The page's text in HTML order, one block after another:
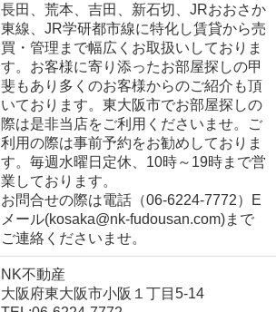
長田、荒本、吉田、新石切、JRおおさか
東線、JR学研都市線に特化し賃貸から売
買・管理まで幅広くお取扱いしておりま
す。お客様に寄り添ったお部屋探しの甲
斐もあり多くのお客様からのご紹介も頂
いております。東大阪市でお部屋探しの
際は是非当店をご利用くださいませ。ご
利用の際は事前予約をお勧めしておりま
す。毎週水曜日定休、10時～19時まで営
業しております。
お問合せの際は電話（06-6224-7772）E
メール(kosaka@nk-fudousan.com)まで
ご連絡くださいませ。
NK不動産
大阪府東大阪市小阪１丁目5-14